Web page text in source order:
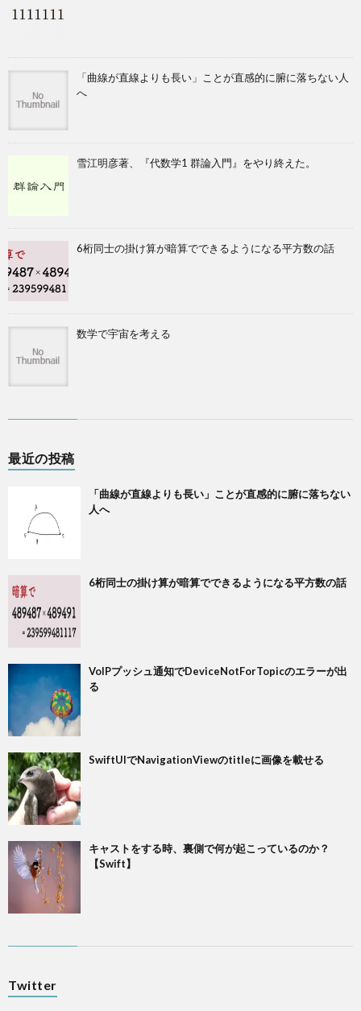
「曲線が直線よりも長い」ことが直感的に腑に落ちない人
へ
雪江明彦著、『代数学1 群論入門』をやり終えた。
6桁同士の掛け算が暗算でできるようになる平方数の話
数学で宇宙を考える
最近の投稿
「曲線が直線よりも長い」ことが直感的に腑に落ちない
人へ
6桁同士の掛け算が暗算でできるようになる平方数の話
VoIPプッシュ通知でDeviceNotForTopicのエラーが出
る
SwiftUIでNavigationViewのtitleに画像を載せる
キャストをする時、裏側で何が起こっているのか？
【Swift】
Twitter